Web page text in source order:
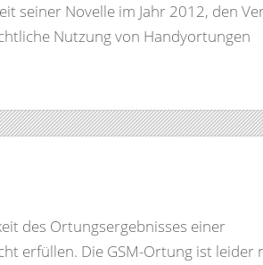
seiner Novelle im Jahr 2012, den
Nutzung von Handyortungen
des Ortungsergebnisses einer
erfüllen. Die GSM-Ortung ist leider